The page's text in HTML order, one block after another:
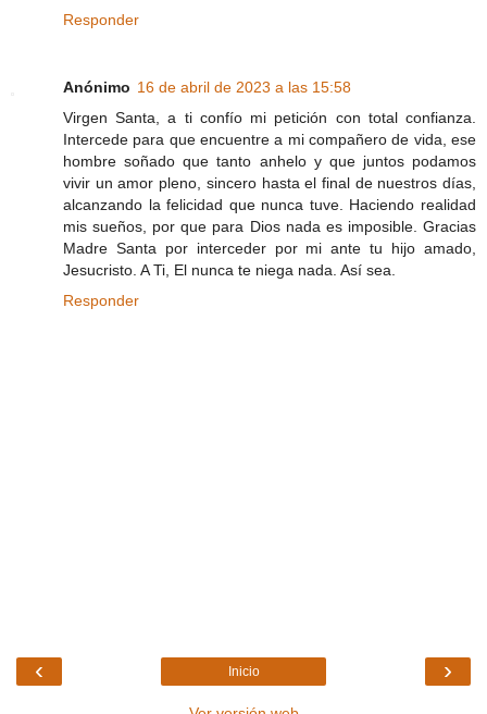
Responder
Anónimo 16 de abril de 2023 a las 15:58
Virgen Santa, a ti confío mi petición con total confianza.
Intercede para que encuentre a mi compañero de vida, ese
hombre soñado que tanto anhelo y que juntos podamos
vivir un amor pleno, sincero hasta el final de nuestros días,
alcanzando la felicidad que nunca tuve. Haciendo realidad
mis sueños, por que para Dios nada es imposible. Gracias
Madre Santa por interceder por mi ante tu hijo amado,
Jesucristo. A Ti, El nunca te niega nada. Así sea.
Responder
‹ ›
Inicio